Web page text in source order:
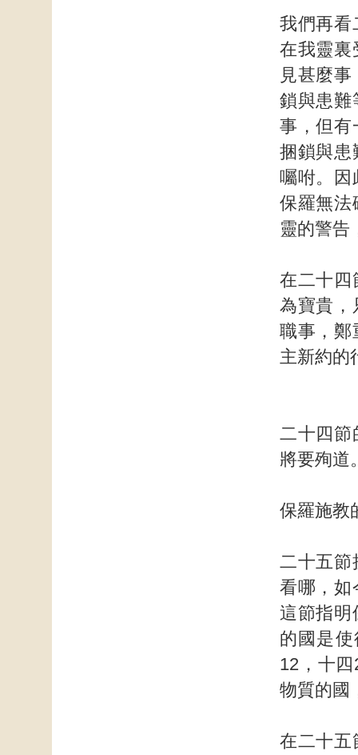
我們再看
在我靈裏
見甚麼
鎖與患難
事，但有
捆鎖與患
囑咐。因
保羅無法
靈的警告
在二十四
為寶貴，
職事，鄭
主新約的
二十四節
將要殉道
保羅施教
二十五節
看哪，如
這節指明
的國是
12，十
物質的國
在二十五